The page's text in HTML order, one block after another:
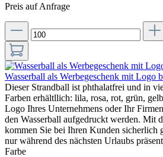
Preis auf Anfrage
Wasserball als Werbegeschenk mit Logo
Dieser Strandball ist phthalatfrei und in
Farben erhältllich: lila, rosa, rot, grün,
Logo Ihres Unternehmens oder Ihr
den Wasserball aufgedruckt werden. Mit
kommen Sie bei Ihren Kunden sicherlich
nur während des nächsten Urlaubs
Farbe